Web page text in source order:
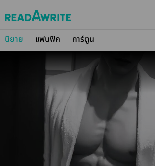
นิยาย แฟนฟิค การ์ตูน